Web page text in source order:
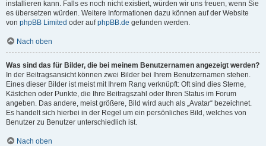
installieren kann. Falls es noch nicht existiert, würden wir uns freuen, wenn Sie
es übersetzen würden. Weitere Informationen dazu können auf der Website
von phpBB Limited oder aufphpBB.de gefunden werden.
Nach oben
Was sind das für Bilder, die bei meinem Benutzernamen angezeigt werden?
In der Beitragsansicht können zwei Bilder bei Ihrem Benutzernamen stehen.
Eines dieser Bilder ist meist mit Ihrem Rang verknüpft: Oft sind dies Sterne,
Kästchen oder Punkte, die Ihre Beitragszahl oder Ihren Status im Forum
angeben. Das andere, meist größere, Bild wird auch als „Avatar“ bezeichnet.
Es handelt sich hierbei in der Regel um ein persönliches Bild, welches von
Benutzer zu Benutzer unterschiedlich ist.
Nach oben